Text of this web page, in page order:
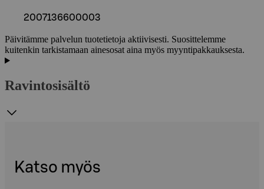
2007136600003
Päivitämme palvelun tuotetietoja aktiivisesti. Suosittelemme
kuitenkin tarkistamaan ainesosat aina myös myyntipakkauksesta.
Ravintosisältö
Katso myös